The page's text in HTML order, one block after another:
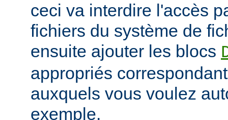
ceci va interdire l'accès
fichiers du système de
ensuite ajouter les blocs
appropriés
auxquels vous voulez
exemple,